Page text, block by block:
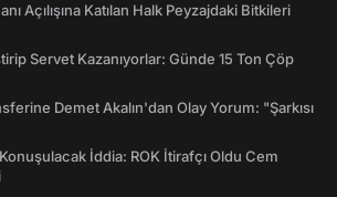
Açılışına Katılan Halk Peyzajdaki Bitkileri
Servet Kazanıyorlar: Günde 15 Ton Çöp
Demet Akalın'dan Olay Yorum: "Şarkısı
İddia: ROK İtirafçı Oldu Cem